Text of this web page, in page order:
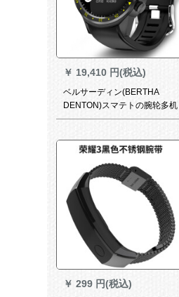
￥ 19,410 円(税込)
ベルサーディン(BERTHA
DENTON)スマテトの腕轮多机
能スポ-トツアウトラン电话腕
压运动计の腕时计ブロック
￥ 299 円(税込)